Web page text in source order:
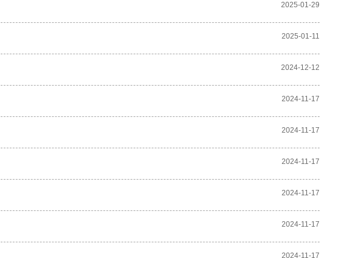
2025-01-29
2025-01-11
2024-12-12
2024-11-17
2024-11-17
2024-11-17
2024-11-17
2024-11-17
2024-11-17